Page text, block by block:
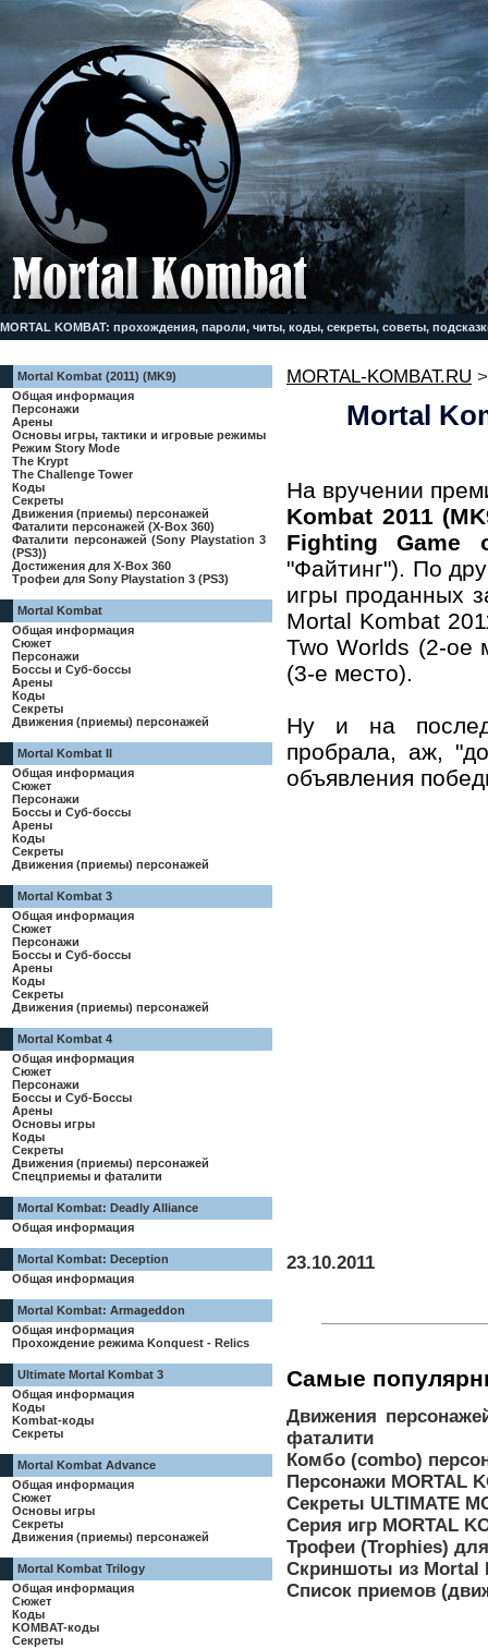
MORTAL KOMBAT: прохождения, пароли, читы, коды, секреты, советы,
Mortal Kombat (2011) (MK9)
Общая информация
Персонажи
Арены
Основы игры, тактики и игровые режимы
Режим Story Mode
The Krypt
The Challenge Tower
Коды
Секреты
Движения (приемы) персонажей
Фаталити персонажей (X-Box 360)
Фаталити персонажей (Sony Playstation 3
(PS3))
Достижения для X-Box 360
Трофеи для Sony Playstation 3 (PS3)
Mortal Kombat
Общая информация
Сюжет
Персонажи
Боссы и Суб-боссы
Арены
Коды
Секреты
Движения (приемы) персонажей
Mortal Kombat II
Общая информация
Сюжет
Персонажи
Боссы и Суб-боссы
Арены
Коды
Секреты
Движения (приемы) персонажей
Mortal Kombat 3
Общая информация
Сюжет
Персонажи
Боссы и Суб-боссы
Арены
Коды
Секреты
Движения (приемы) персонажей
Mortal Kombat 4
Общая информация
Сюжет
Персонажи
Боссы и Суб-Боссы
Арены
Основы игры
Коды
Секреты
Движения (приемы) персонажей
Спецприемы и фаталити
Mortal Kombat: Deadly Alliance
Общая информация
Mortal Kombat: Deception
Общая информация
Mortal Kombat: Armageddon
Общая информация
Прохождение режима Konquest - Relics
Ultimate Mortal Kombat 3
Общая информация
Коды
Kombat-коды
Секреты
Mortal Kombat Advance
Общая информация
Сюжет
Основы игры
Секреты
Движения (приемы) персонажей
Mortal Kombat Trilogy
Общая информация
Сюжет
Коды
KOMBAT-коды
Секреты
MORTAL-KOMBAT.RU
Mortal
На вручении
Kombat 2011
Fighting Game
"Файтинг"). По
игры проданных
Mortal Kombat
Two Worlds (2-ое
(3-е место).
Ну и на
пробрала, аж,
объявления
23.10.2011
Самые
Движения
фаталити
Комбо (combo)
Персонажи MORTAL
Секреты ULTIMATE
Серия игр MORTAL
Трофеи (Trophies)
Скриншоты из Mortal
Список приемов